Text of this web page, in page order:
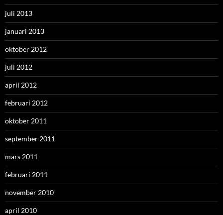
juli 2013
januari 2013
oktober 2012
juli 2012
april 2012
februari 2012
oktober 2011
september 2011
mars 2011
februari 2011
november 2010
april 2010